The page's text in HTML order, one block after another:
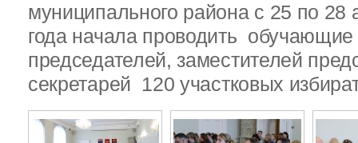
муниципального района с 25 по 28
года начала проводить
председателей, заместителей
секретарей 120 участковых